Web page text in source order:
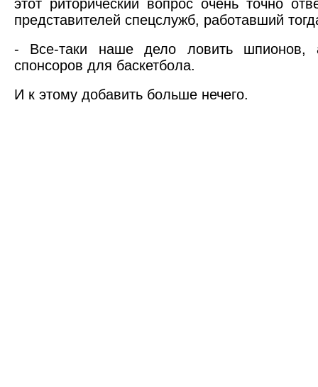
этот риторический вопрос очень точно
представителей спецслужб, работавший
- Все-таки наше дело ловить шпионов,
спонсоров для баскетбола.
И к этому добавить больше нечего.